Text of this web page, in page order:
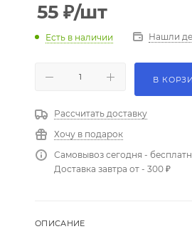
55 ₽/шт
Есть в наличии Нашли
В
Рассчитать доставку
Хочу в подарок
Самовывоз сегодня -
Доставка завтра от - 300 ₽
ОПИСАНИЕ